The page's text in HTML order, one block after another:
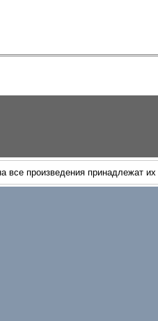
все произведения принадлежат